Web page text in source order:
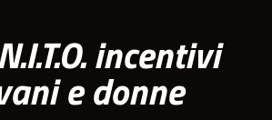
incentivi
e donne